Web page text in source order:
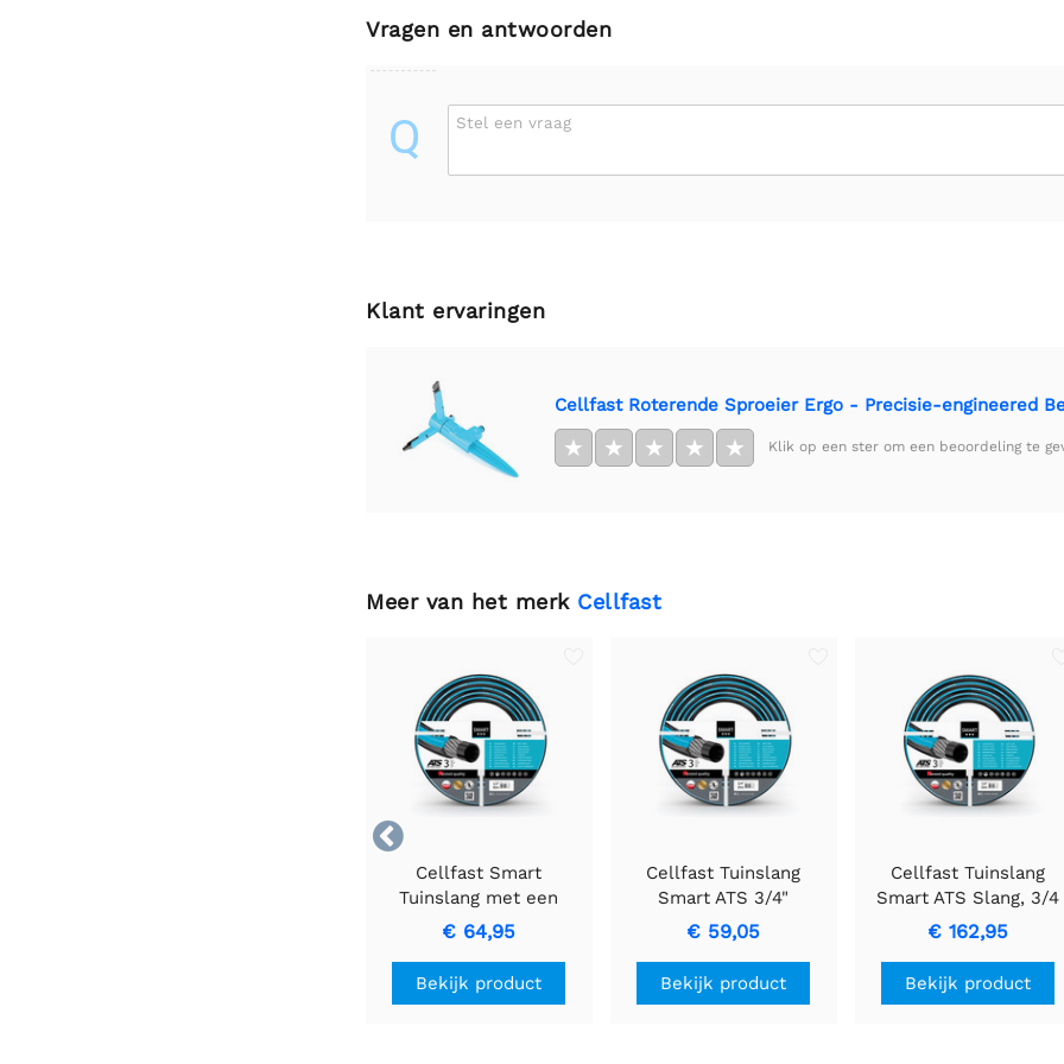
Vragen en antwoorden
Q Stel een vraag
Klant ervaringen
Cellfast Roterende Sproeier Ergo - Precisie-engineered
★ ★ ★ ★ ★ Klik op een ster om een beoordeling te
Meer van het merk Cellfast

Cellfast Smart
Tuinslang met een
diameter van 1/2" en
een lengte van 50m.
€ 64,95
Bekijk product
Cellfast Tuinslang
Smart ATS 3/4"
Diameter, 25m slang
€ 59,05
Bekijk product
Cellfast Tuinslang
Smart ATS Slang, 3/4
inch, 50m
€ 162,95
Bekijk product